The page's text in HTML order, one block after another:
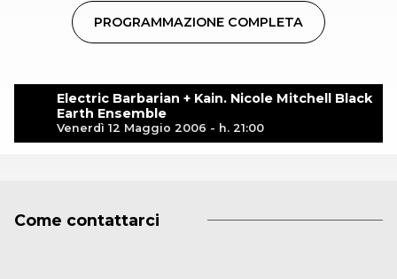
Electric Barbarian + Kain. Nicole Mitchell Black
Earth Ensemble
Venerdì 12 Maggio 2006 - h. 21:00
PROGRAMMAZIONE COMPLETA
Come contattarci